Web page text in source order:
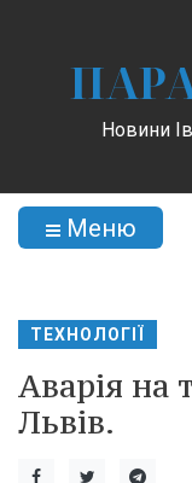
Новини
Меню
ТЕХНОЛОГІЇ
Аварія на
Львів.